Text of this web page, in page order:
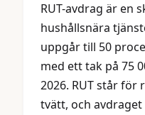
RUT-avdrag är en
hushållsnära
uppgår till 50
med ett tak på 75
2026. RUT står
tvätt, och